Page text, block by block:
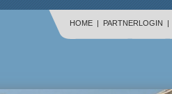
HOME | PARTNERLOGIN |